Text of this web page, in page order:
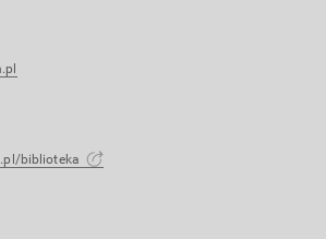
biblioteka